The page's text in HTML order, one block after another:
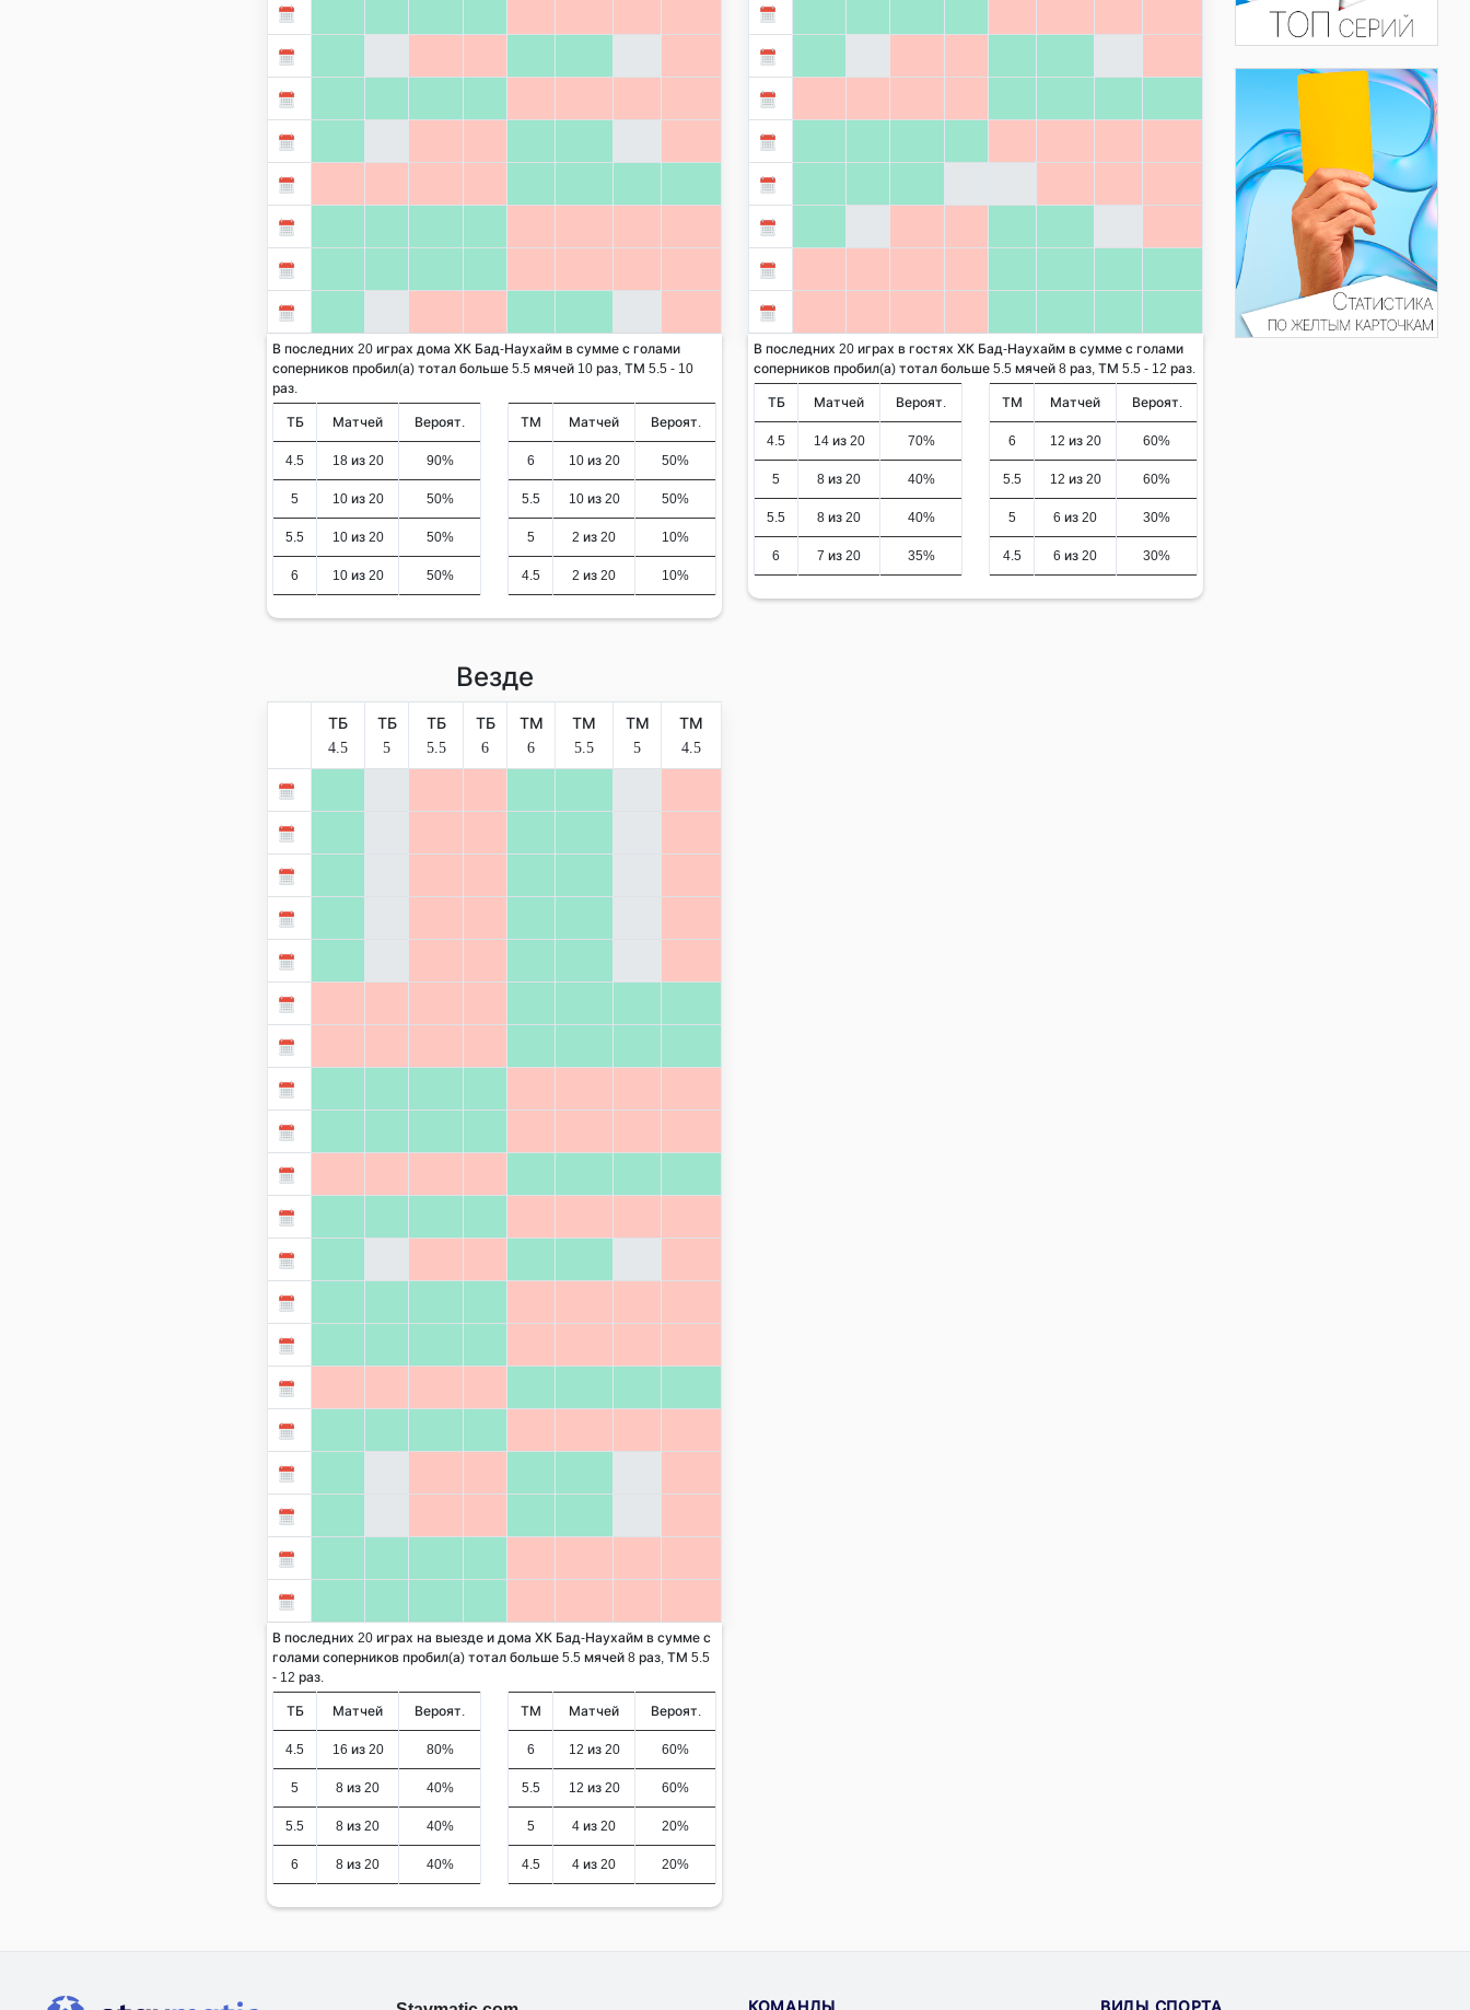
В последних 20 играх дома ХК Бад-Наухайм в сумме с голами
соперников пробил(а) тотал больше 5.5 мячей 10 раз, ТМ 5.5 - 10
раз.
ТБ Матчей Вероят.
4.5 18 из 20 90%
5 10 из 20 50%
5.5 10 из 20 50%
6 10 из 20 50%
ТМ Матчей Вероят.
6 10 из 20 50%
5.5 10 из 20 50%
5 2 из 20 10%
4.5 2 из 20 10%
В последних 20 играх в гостях ХК Бад-Наухайм в сумме с голами
соперников пробил(а) тотал больше 5.5 мячей 8 раз, ТМ 5.5 - 12 раз.
ТБ Матчей Вероят.
4.5 14 из 20 70%
5 8 из 20 40%
5.5 8 из 20 40%
6 7 из 20 35%
ТМ Матчей Вероят.
6 12 из 20 60%
5.5 12 из 20 60%
5 6 из 20 30%
4.5 6 из 20 30%
Везде
ТБ
4.5
ТБ
5
ТБ
5.5
ТБ
6
ТМ
6
ТМ
5.5
ТМ
5
ТМ
4.5
В последних 20 играх на выезде и дома ХК Бад-Наухайм в сумме с
голами соперников пробил(а) тотал больше 5.5 мячей 8 раз, ТМ 5.5
- 12 раз.
ТБ Матчей Вероят.
4.5 16 из 20 80%
5 8 из 20 40%
5.5 8 из 20 40%
6 8 из 20 40%
ТМ Матчей Вероят.
6 12 из 20 60%
5.5 12 из 20 60%
5 4 из 20 20%
4.5 4 из 20 20%
КОМАНДЫ ВИДЫ СПОРТА